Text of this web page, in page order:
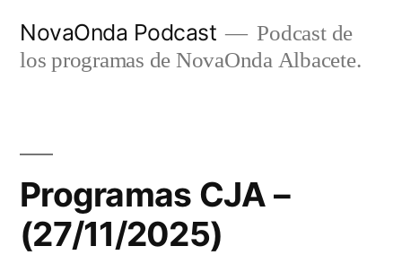
NovaOnda Podcast
Podcast de
los programas de NovaOnda Albacete.
Programas CJA –
(27/11/2025)